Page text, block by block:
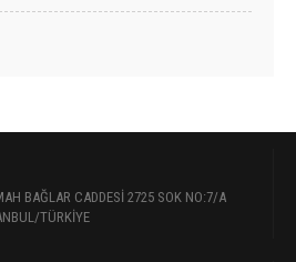
BAĞLAR CADDESİ 2725 SOK NO:7/A
TÜRKİYE